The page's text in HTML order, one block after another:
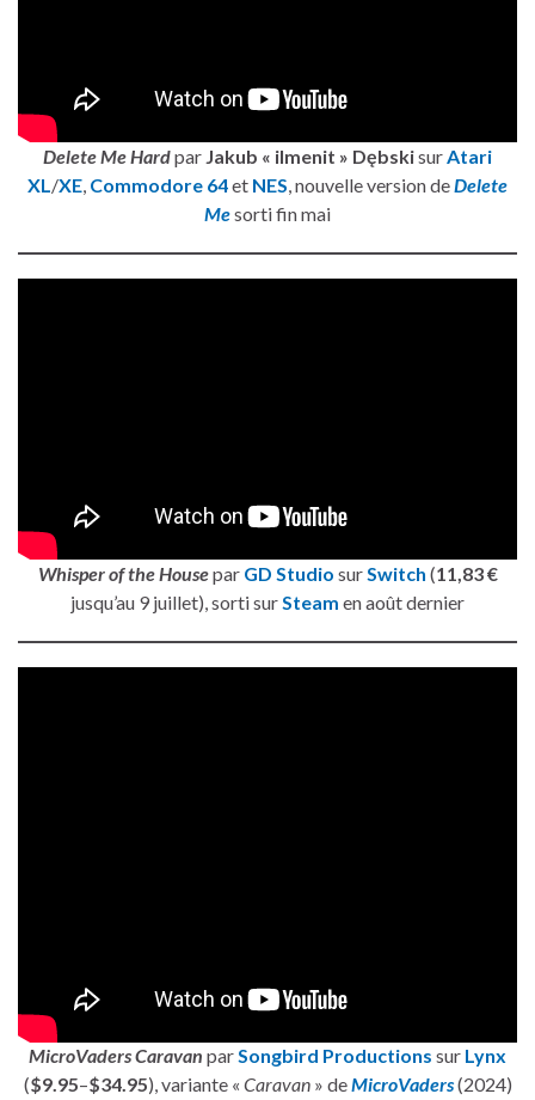
Delete Me Hardpar Jakub « ilmenit » Dębskisur Atari
XL /XE Commodore 64et NES , nouvelle version deDelete
Mesorti fin mai
Whisper of the Housepar GD Studio surSwitch (11,83 €
jusqu’au 9 juillet), sorti surSteam en août dernier
MicroVaders Caravan parSongbird Productions sur Lynx
($9.95–$34.95), variante « Caravan» deMicroVaders(2024)